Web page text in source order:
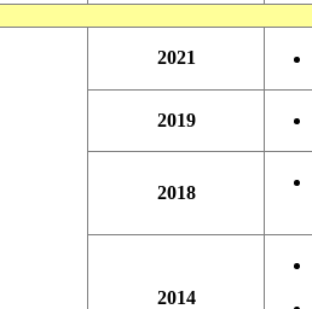
2021
2019
2018
2014